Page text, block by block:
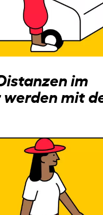
im
mit